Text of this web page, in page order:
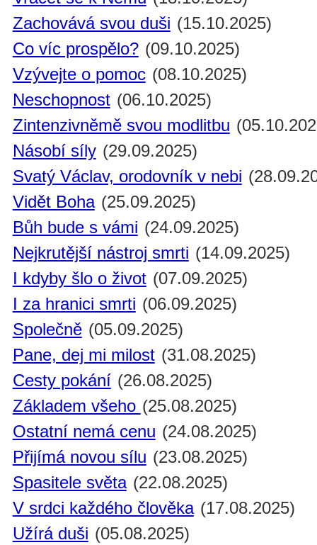
Zachovává svou duši (15.10.2025)
Co víc prospělo? (09.10.2025)
Vzývejte o pomoc (08.10.2025)
Neschopnost (06.10.2025)
Zintenzivněmě svou modlitbu
Násobí síly (29.09.2025)
Svatý Václav, orodovník v nebi
Vidět Boha (25.09.2025)
Bůh bude s vámi (24.09.2025)
Nejkrutější nástroj smrti (14.09.2025)
I kdyby šlo o život (07.09.2025)
I za hranici smrti (06.09.2025)
Společně (05.09.2025)
Pane, dej mi milost (31.08.2025)
Cesty pokání (26.08.2025)
Základem všeho (25.08.2025)
Ostatní nemá cenu (24.08.2025)
Přijímá novou sílu (23.08.2025)
Spasitele světa (22.08.2025)
V srdci každého člověka (17.08.2025)
Užírá duši (05.08.2025)